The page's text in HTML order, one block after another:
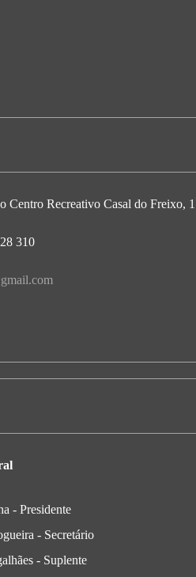
Centro Recreativo Casal do Freixo,
310
- Presidente
- Secretário
- Suplente